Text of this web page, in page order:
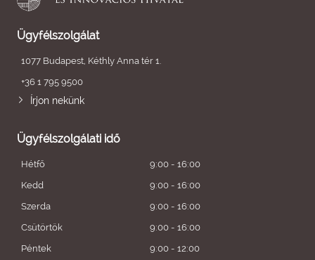
Ügyfélszolgálat
1077 Budapest, Kéthly Anna tér 1.
+36 1 795 9500
Írjon nekünk
Ügyfélszolgálati idő
Hétfő
9:00 - 16:00
Kedd
9:00 - 16:00
Szerda
9:00 - 16:00
Csütörtök
9:00 - 16:00
Péntek
9:00 - 12:00